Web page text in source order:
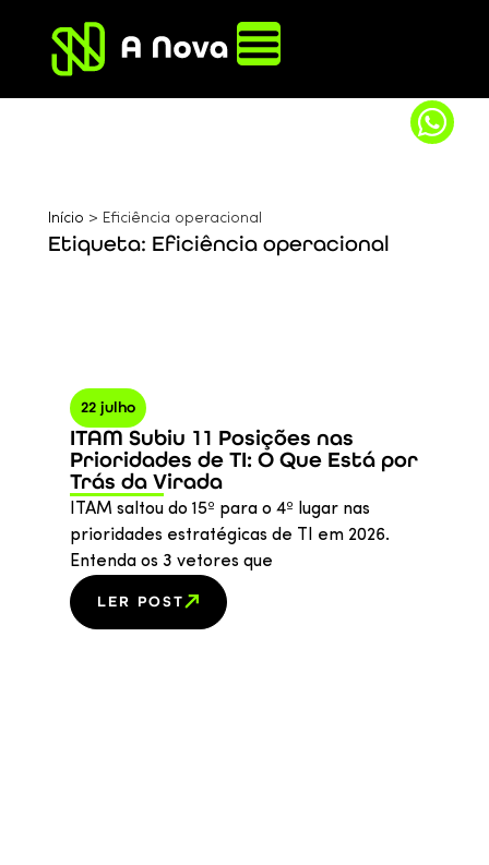
Início > Eficiência operacional
Etiqueta: Eficiência operacional
22 julho
ITAM Subiu 11 Posições nas
Prioridades de TI: O Que Está por
Trás da Virada
ITAM saltou do 15º para o 4º lugar nas
prioridades estratégicas de TI em 2026.
Entenda os 3 vetores que
LER POST